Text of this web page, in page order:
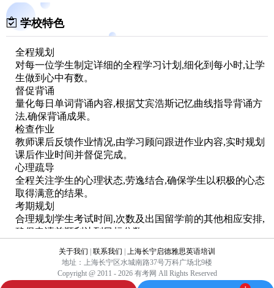
学校特色
全程规划
对每一位学生制定详细的全程学习计划,细化到每小时,让学
生做到心中有数。
督促背诵
量化每日单词背诵内容,根据艾宾浩斯记忆曲线指导背诵方
法,确保背诵成果。
检查作业
教师课后反馈作业情况,由学习顾问跟进作业内容,实时规划
课后作业时间并督促完成。
心理疏导
全程关注学生的心理状态,劳逸结合,确保学生以积极的心态
取得满意的结果。
考期规划
合理规划学生考试时间,次数及出国留学前的其他相应安排,
确保申请前顺利达到目标分数。
每节课后搜集教师在学员微信群中的反馈,并跟学生家长保
证及时沟通。
关于我们 联系我们
上海长宁启德雅思英语培训
地址：上海长宁区水城南路37号万科广场北9楼
Copyright @ 2011 - 2026 有考网 All Rights Reserved